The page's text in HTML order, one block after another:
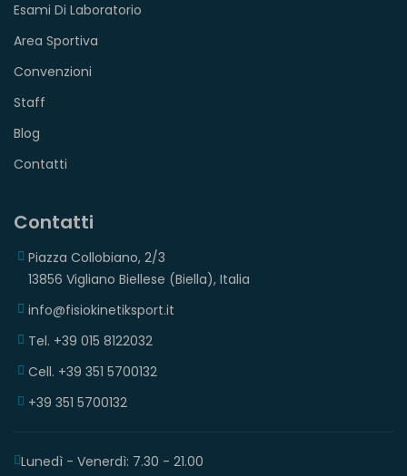
Esami Di Laboratorio
Area Sportiva
Convenzioni
Staff
Blog
Contatti
Contatti
Piazza Collobiano, 2/3
13856 Vigliano Biellese (Biella), Italia
info@fisiokinetiksport.it
Tel. +39 015 8122032
Cell. +39 351 5700132
+39 351 5700132
Lunedì - Venerdì: 7.30 - 21.00